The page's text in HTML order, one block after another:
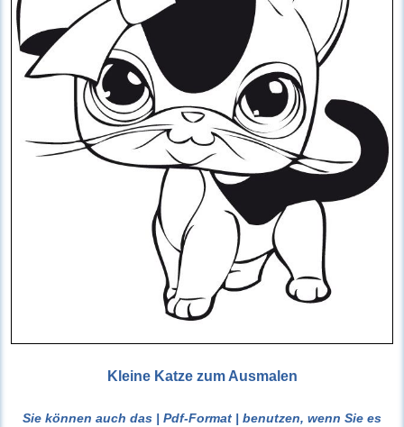
Kleine Katze zum Ausmalen
Sie können auch das | Pdf-Format | benutzen, wenn Sie es